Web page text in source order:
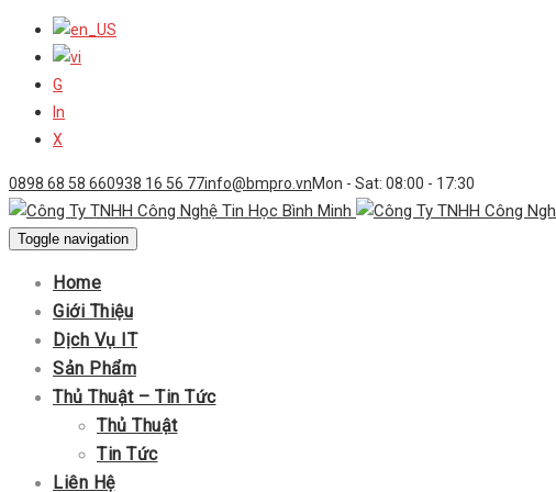
G
In
X
0898 68 58 660938 16 56 77info@bmpro.vnMon - Sat: 08:00 - 17:30
Toggle navigation
Home
Giới Thiệu
Dịch Vụ IT
Sản Phẩm
Thủ Thuật – Tin Tức
Thủ Thuật
Tin Tức
Liên Hệ